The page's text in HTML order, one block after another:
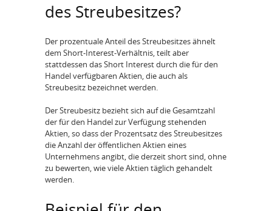
des Streubesitzes?
Der prozentuale Anteil des Streubesitzes ähnelt
dem Short-Interest-Verhältnis, teilt aber
stattdessen das Short Interest durch die für den
Handel verfügbaren Aktien, die auch als
Streubesitz bezeichnet werden.
Der Streubesitz bezieht sich auf die Gesamtzahl
der für den Handel zur Verfügung stehenden
Aktien, so dass der Prozentsatz des Streubesitzes
die Anzahl der öffentlichen Aktien eines
Unternehmens angibt, die derzeit short sind, ohne
zu bewerten, wie viele Aktien täglich gehandelt
werden.